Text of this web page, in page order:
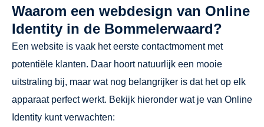
Waarom een webdesign van Online
Identity in de Bommelerwaard?
Een website is vaak het eerste contactmoment met
potentiële klanten. Daar hoort natuurlijk een mooie
uitstraling bij, maar wat nog belangrijker is dat het op elk
apparaat perfect werkt. Bekijk hieronder wat je van Online
Identity kunt verwachten: